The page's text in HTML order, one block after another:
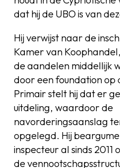
dat hij de UBO is van
Hij verwijst naar de
Kamer van
de aandelen middellijk
door een foundation op
Primair stelt hij dat er
uitdeling, waardoor de
navorderingsaanslag
opgelegd. Hij
inspecteur al sinds 2011
de